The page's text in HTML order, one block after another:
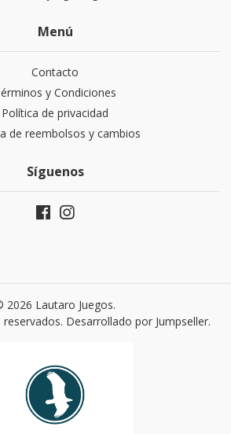
Menú
Contacto
y Condiciones
Política de privacidad
de reembolsos y cambios
Síguenos
2026 Lautaro Juegos.
Desarrollado por Jumpseller.